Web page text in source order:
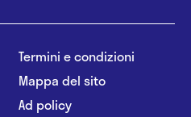
Termini e condizioni
Mappa del sito
Ad policy